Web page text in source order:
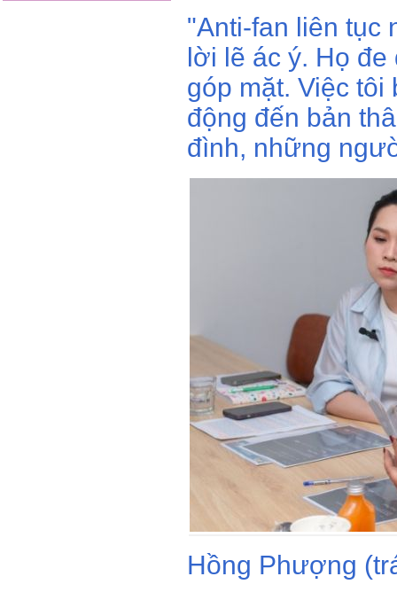
"Anti-fan liên tục
lời lẽ ác ý. Họ
góp mặt. Việc tôi
động đến bản
đình, những
Hồng Phượng